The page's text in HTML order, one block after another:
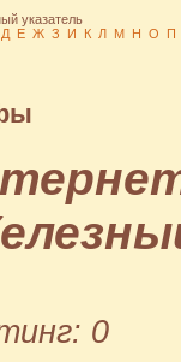
указатель
Д Е Ж З И К Л М Н О П
0